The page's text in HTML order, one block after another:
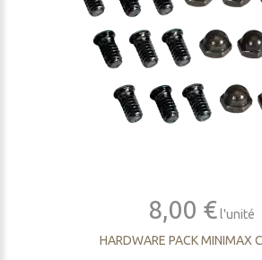
8,00 € l'unité
HARDWARE PACK MINIMAX